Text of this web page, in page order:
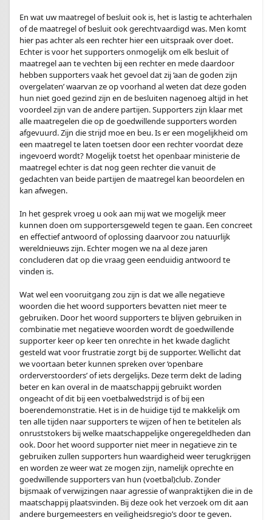
En wat uw maatregel of besluit ook is, het is lastig te achterhalen
of de maatregel of besluit ook gerechtvaardigd was. Men komt
hier pas achter als een rechter hier een uitspraak over doet.
Echter is voor het supporters onmogelijk om elk besluit of
maatregel aan te vechten bij een rechter en mede daardoor
hebben supporters vaak het gevoel dat zij ‘aan de goden zijn
overgelaten’ waarvan ze op voorhand al weten dat deze goden
hun niet goed gezind zijn en de besluiten nagenoeg altijd in het
voordeel zijn van de andere partijen. Supporters zijn klaar met
alle maatregelen die op de goedwillende supporters worden
afgevuurd. Zijn die strijd moe en beu. Is er een mogelijkheid om
een maatregel te laten toetsen door een rechter voordat deze
ingevoerd wordt? Mogelijk toetst het openbaar ministerie de
maatregel echter is dat nog geen rechter die vanuit de
gedachten van beide partijen de maatregel kan beoordelen en
kan afwegen.
In het gesprek vroeg u ook aan mij wat we mogelijk meer
kunnen doen om supportersgeweld tegen te gaan. Een concreet
en effectief antwoord of oplossing daarvoor zou natuurlijk
wereldnieuws zijn. Echter mogen we na al deze jaren
concluderen dat op die vraag geen eenduidig antwoord te
vinden is.
Wat wel een vooruitgang zou zijn is dat we alle negatieve
woorden die het woord supporters bevatten niet meer te
gebruiken. Door het woord supporters te blijven gebruiken in
combinatie met negatieve woorden wordt de goedwillende
supporter keer op keer ten onrechte in het kwade daglicht
gesteld wat voor frustratie zorgt bij de supporter. Wellicht dat
we voortaan beter kunnen spreken over ‘openbare
orderverstoorders’ of iets dergelijks. Deze term dekt de lading
beter en kan overal in de maatschappij gebruikt worden
ongeacht of dit bij een voetbalwedstrijd is of bij een
boerendemonstratie. Het is in de huidige tijd te makkelijk om
ten alle tijden naar supporters te wijzen of hen te betitelen als
onruststokers bij welke maatschappelijke ongeregeldheden dan
ook. Door het woord supporter niet meer in negatieve zin te
gebruiken zullen supporters hun waardigheid weer terugkrijgen
en worden ze weer wat ze mogen zijn, namelijk oprechte en
goedwillende supporters van hun (voetbal)club. Zonder
bijsmaak of verwijzingen naar agressie of wanpraktijken die in de
maatschappij plaatsvinden. Bij deze ook het verzoek om dit aan
andere burgemeesters en veiligheidsregio’s door te geven.